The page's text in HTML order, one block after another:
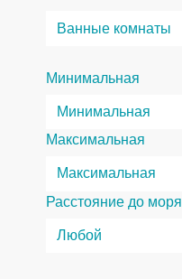
Минимальная
Максимальная
Расстояние до моря